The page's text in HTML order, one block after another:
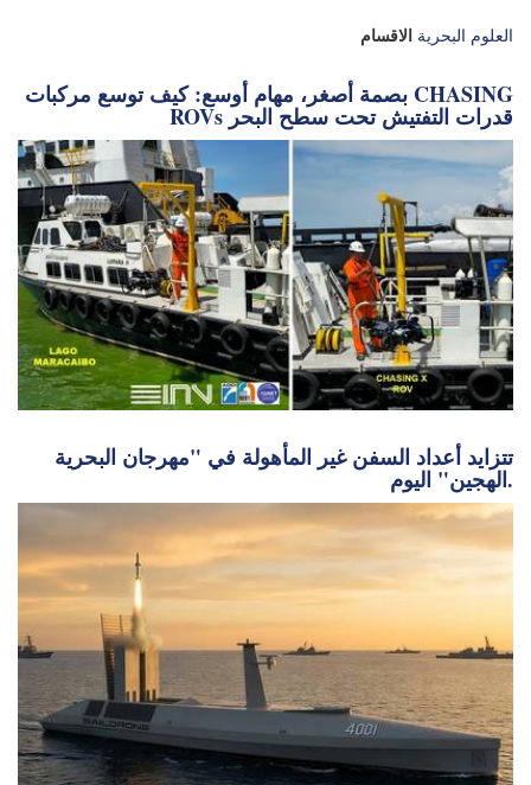
العلوم البحرية الاقسام
بصمة أصغر، مهام أوسع: كيف توسع مركبات CHASING
ROVs قدرات التفتيش تحت سطح البحر
تتزايد أعداد السفن غير المأهولة في "مهرجان البحرية
الهجين" اليوم.